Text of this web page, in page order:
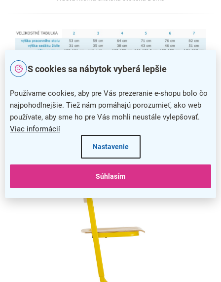
S cookies sa nábytok vyberá lepšie
Používame cookies, aby pre Vás prezeranie e-shopu bolo čo
najpohodlnejšie. Tiež nám pomáhajú porozumieť, ako web
používate, aby sme ho pre Vás mohli neustále vylepšovať.
Viac informácií
Nastavenie
Súhlasím
Veľkostná tabuľka školského nábytku s percentuálnym využitím v